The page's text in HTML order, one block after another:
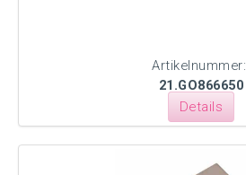
Artikelnummer:
21.GO866650
Details